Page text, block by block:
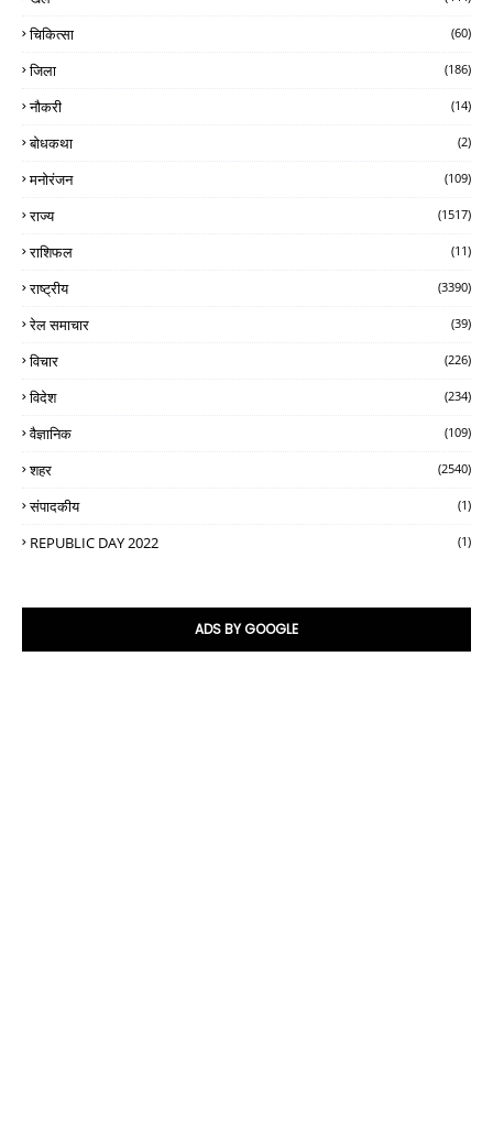
चिकित्सा (60)
जिला (186)
नौकरी (14)
बोधकथा (2)
मनोरंजन (109)
राज्य (1517)
राशिफल (11)
राष्ट्रीय (3390)
रेल समाचार (39)
विचार (226)
विदेश (234)
वैज्ञानिक (109)
शहर (2540)
संपादकीय (1)
REPUBLIC DAY 2022 (1)
ADS BY GOOGLE